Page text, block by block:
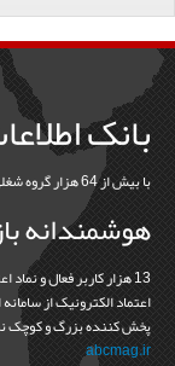
بانک
با بیش از 64 هزار گروه شغلی مشتریان خود را در سطح 31 استان و 368 شهرستان بیابید
هوشمندانه
13 هزار کاربر فعال و
پخش کننده بزرگ و کوچک
abcmag.ir